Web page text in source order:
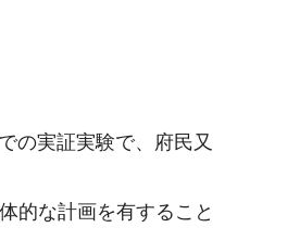
の実証実験で、府民又
的な計画を有すること